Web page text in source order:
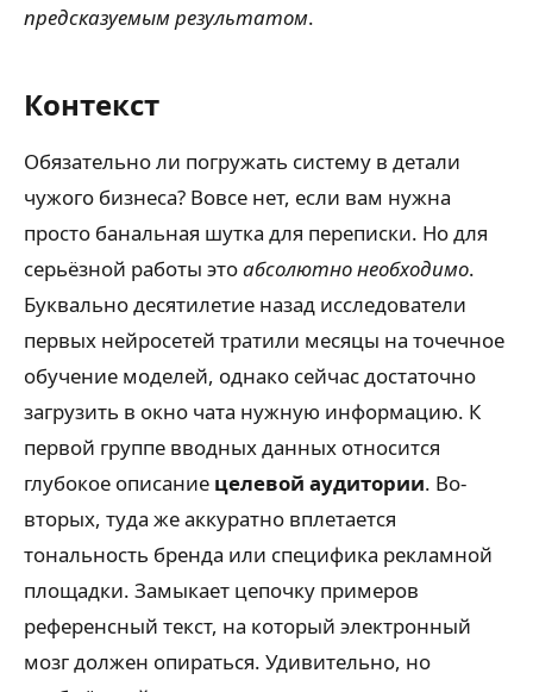
предсказуемым результатом.
Контекст
Обязательно ли погружать систему в детали
чужого бизнеса? Вовсе нет, если вам нужна
просто банальная шутка для переписки. Но для
серьёзной работы этоабсолютно необходимо.
Буквально десятилетие назад исследователи
первых нейросетей тратили месяцы на точечное
обучение моделей, однако сейчас достаточно
загрузить в окно чата нужную информацию. К
первой группе вводных данных относится
глубокое описание целевой аудитории. Во-
вторых, туда же аккуратно вплетается
тональность бренда или специфика рекламной
площадки. Замыкает цепочку примеров
референсный текст, на который электронный
мозг должен опираться. Удивительно, но